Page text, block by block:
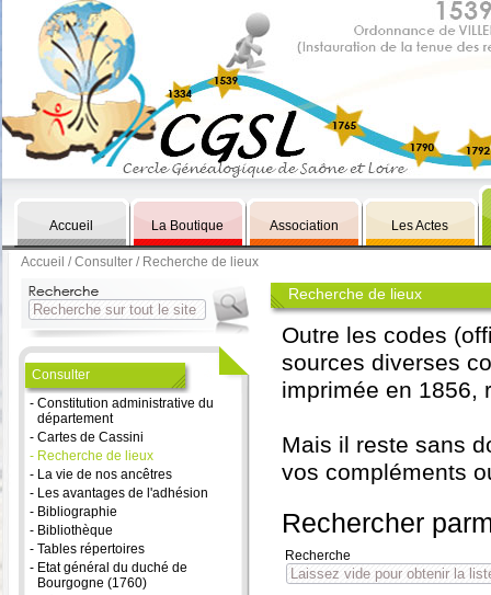
Accueil La Boutique Association Les Actes
Accueil /Consulter / Recherche de lieux
Consulter
- Constitution administrative du
département
- Cartes de Cassini
- Recherche de lieux
- La vie de nos ancêtres
- Les avantages de l'adhésion
- Bibliographie
- Bibliothèque
- Tables répertoires
- Etat général du duché de
Bourgogne (1760)
Recherche de lieux
Outre les codes
sources diverses
imprimée en 1856,
Mais il reste sans
vos compléments
Rechercher
Recherche